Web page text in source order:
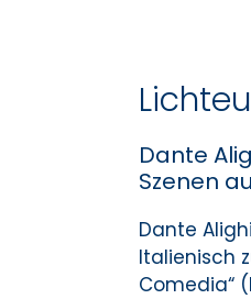
Dante
Szenen
Dante
Italienisch
Comedia“